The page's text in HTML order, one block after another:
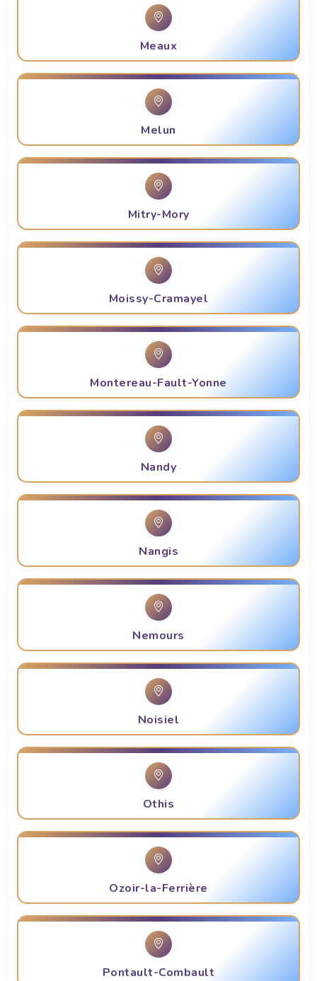
Meaux
Melun
Mitry-Mory
Moissy-Cramayel
Montereau-Fault-Yonne
Nandy
Nangis
Nemours
Noisiel
Othis
Ozoir-la-Ferrière
Pontault-Combault